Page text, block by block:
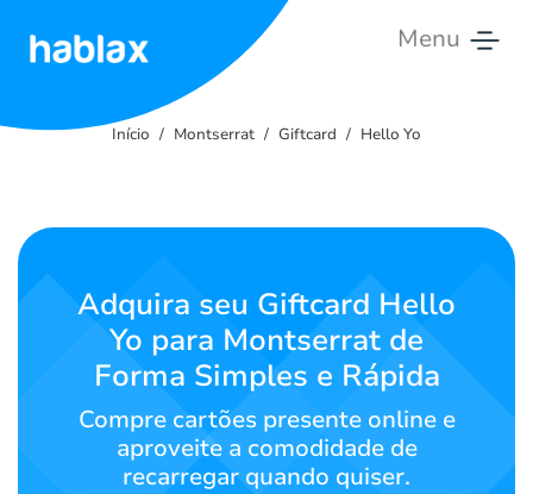
Menu
Contate-
Português
SIGN UP
Início Montserrat Giftcard Hello Yo
Adquira seu Giftcard Hello
Yo para Montserrat de
Forma Simples e Rápida
Compre cartões presente online e
aproveite a comodidade de
recarregar quando quiser.